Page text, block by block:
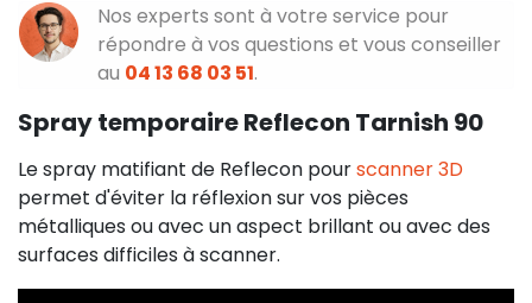
Nos experts sont à votre service pour
répondre à vos questions et vous conseiller
au 04 13 68 03 51.
Spray temporaire Reflecon Tarnish 90
Le spray matifiant de Reflecon pourscanner 3D
permet d'éviter la réflexion sur vos pièces
métalliques ou avec un aspect brillant ou avec des
surfaces difficiles à scanner.